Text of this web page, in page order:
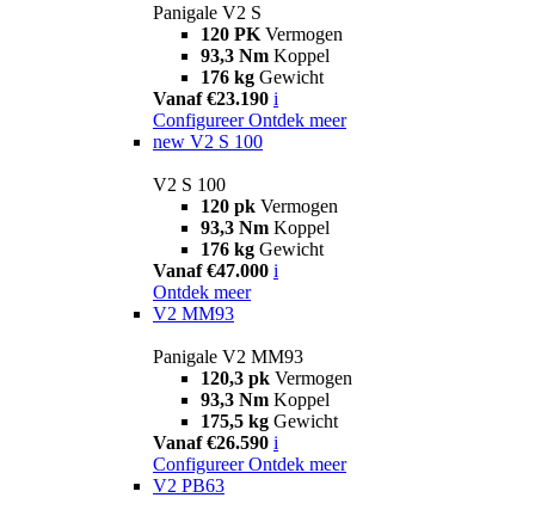
Panigale V2 S
120 PK Vermogen
93,3 Nm Koppel
176 kg Gewicht
Vanaf €23.190 i
Configureer Ontdek meer
new V2 S 100
V2 S 100
120 pk Vermogen
93,3 Nm Koppel
176 kg Gewicht
Vanaf €47.000 i
Ontdek meer
V2 MM93
Panigale V2 MM93
120,3 pk Vermogen
93,3 Nm Koppel
175,5 kg Gewicht
Vanaf €26.590 i
Configureer Ontdek meer
V2 PB63